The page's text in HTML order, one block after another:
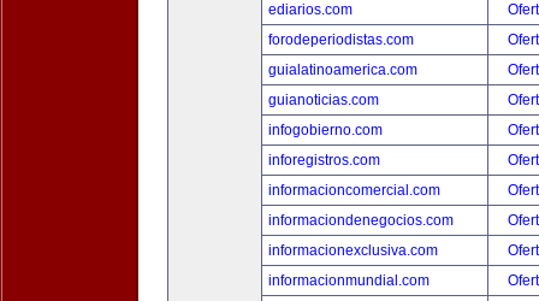
ediarios.com
forodeperiodistas.com
guialatinoamerica.com
guianoticias.com
infogobierno.com
inforegistros.com
informacioncomercial.com
informaciondenegocios.com
informacionexclusiva.com
informacionmundial.com